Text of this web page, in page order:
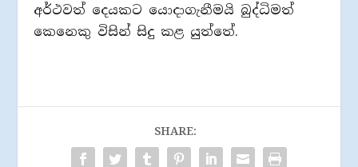
අර්ථවත් දෙයකට යොදාගැනීමයි බුද්ධිමත්
කෙනෙකු විසින් සිදු කළ යුත්තේ.
SHARE: